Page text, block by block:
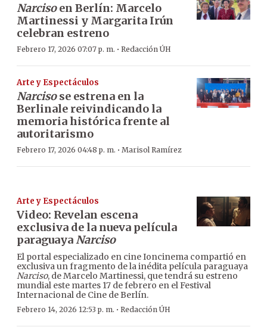
Narcisoen Berlín: Marcelo
Martinessi y Margarita Irún
celebran estreno
Febrero 17, 2026 07:07 p. m. · Redacción ÚH
Arte y Espectáculos
Narcisose estrena en la
Berlinale reivindicando la
memoria histórica frente al
autoritarismo
Febrero 17, 2026 04:48 p. m. · Marisol Ramírez
Arte y Espectáculos
Video: Revelan escena
exclusiva de la nueva película
paraguayaNarciso
El portal especializado en cine Ioncinema compartió en
exclusiva un fragmento de la inédita película paraguaya
Narciso, de Marcelo Martinessi, que tendrá su estreno
mundial este martes 17 de febrero en el Festival
Internacional de Cine de Berlín.
Febrero 14, 2026 12:53 p. m. · Redacción ÚH